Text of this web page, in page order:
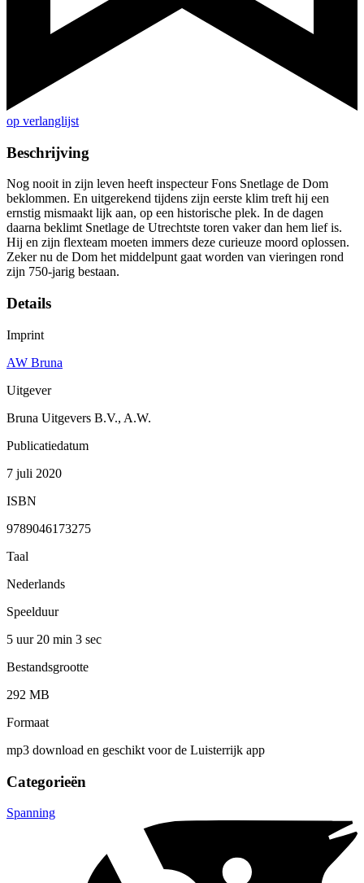
op verlanglijst
Beschrijving
Nog nooit in zijn leven heeft inspecteur Fons Snetlage de Dom
beklommen. En uitgerekend tijdens zijn eerste klim treft hij een
ernstig mismaakt lijk aan, op een historische plek. In de dagen
daarna beklimt Snetlage de Utrechtste toren vaker dan hem lief is.
Hij en zijn flexteam moeten immers deze curieuze moord oplossen.
Zeker nu de Dom het middelpunt gaat worden van vieringen rond
zijn 750-jarig bestaan.
Details
Imprint
AW Bruna
Uitgever
Bruna Uitgevers B.V., A.W.
Publicatiedatum
7 juli 2020
ISBN
9789046173275
Taal
Nederlands
Speelduur
5 uur 20 min 3 sec
Bestandsgrootte
292 MB
Formaat
mp3 download en geschikt voor de Luisterrijk app
Categorieën
Spanning